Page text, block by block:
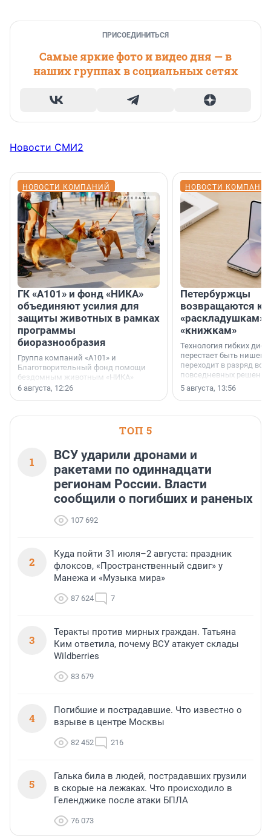
ПРИСОЕДИНИТЬСЯ
Самые яркие фото и видео дня — в
наших группах в социальных сетях
Новости СМИ2
НОВОСТИ КОМПАНИЙ
ГК «А101» и фонд «НИКА»
объединяют усилия для
защиты животных в рамках
программы
биоразнообразия
Группа компаний «А101» и
Благотворительный фонд помощи
бездомным животным «НИКА»
заключили соглашение о
6 августа, 12:26
НОВОСТИ
Петербуржцы
возвращаются к
«раскладушкам»
«книжкам»
Технология гибких
перестает быть
переходит в разряд
повседневных
5 августа, 13:56
ТОП 5
1
ВСУ ударили дронами и
ракетами по одиннадцати
регионам России. Власти
сообщили о погибших и раненых
107 692
2
Куда пойти 31 июля–2 августа: праздник
флоксов, «Пространственный сдвиг» у
Манежа и «Музыка мира»
87 624 7
3
Теракты против мирных граждан. Татьяна
Ким ответила, почему ВСУ атакует склады
Wildberries
83 679
4
Погибшие и пострадавшие. Что известно о
взрыве в центре Москвы
82 452 216
5
Галька била в людей, пострадавших грузили
в скорые на лежаках. Что происходило в
Геленджике после атаки БПЛА
76 073